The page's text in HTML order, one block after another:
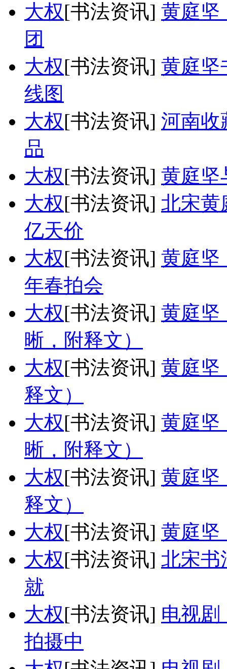
大权[书法资讯] 黄庭坚
团
大权[书法资讯] 黄庭坚
线图
大权[书法资讯] 河南收
品
大权[书法资讯] 黄庭坚
大权[书法资讯] 北宋黄
亿天价
大权[书法资讯] 黄庭坚
年春拍会
大权[书法资讯] 黄庭坚
晰，附释文）
大权[书法资讯] 黄庭坚
释文）
大权[书法资讯] 黄庭坚
晰，附释文）
大权[书法资讯] 黄庭坚
释文）
大权[书法资讯] 黄庭坚
大权[书法资讯] 北宋书
就
大权[书法资讯] 电视剧
拍摄中